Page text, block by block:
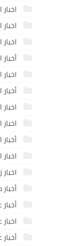
اخبار
اخبار